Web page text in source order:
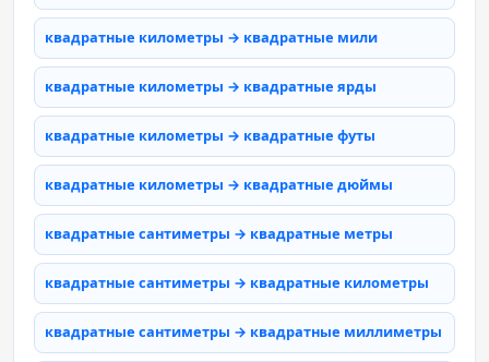
квадратные километры → квадратные мили
квадратные километры → квадратные ярды
квадратные километры → квадратные футы
квадратные километры → квадратные дюймы
квадратные сантиметры → квадратные метры
квадратные сантиметры → квадратные километры
квадратные сантиметры → квадратные миллиметры